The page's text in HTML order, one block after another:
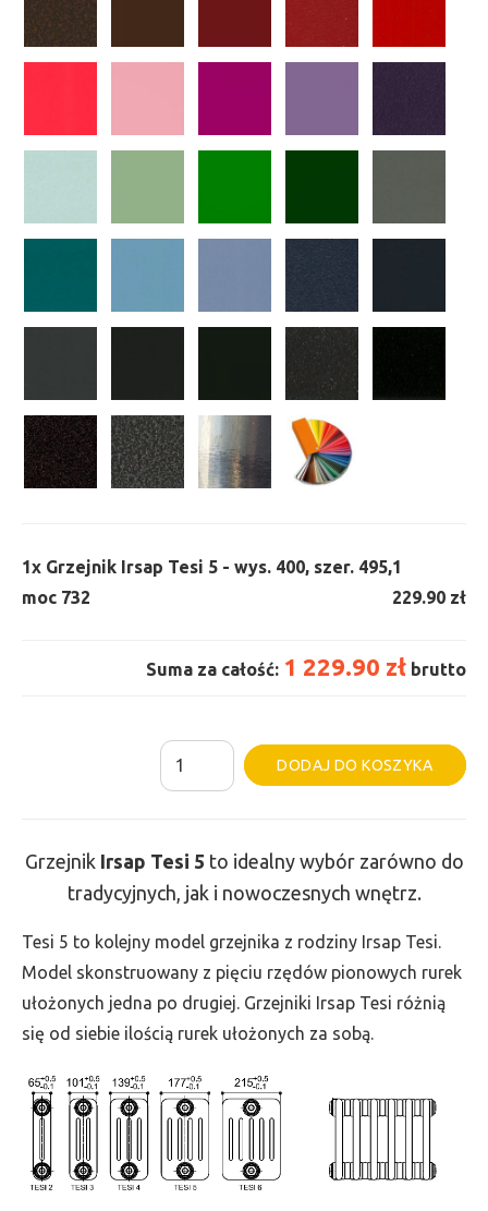
1x Grzejnik Irsap Tesi 5 - wys. 400, szer. 495,
moc 732
1
229.90 zł
Suma za całość: 1 229.90 zł brutto
ilość
Grzejnik
-
wys.
400,
szer.
495,
732
DODAJ DO KOSZYKA
Grzejnik Irsap Tesi 5 to idealny wybór zarówno do
tradycyjnych, jak i nowoczesnych wnętrz.
Tesi 5 to kolejny model grzejnika z rodziny Irsap Tesi.
Model skonstruowany z pięciu rzędów pionowych rurek
ułożonych jedna po drugiej. Grzejniki Irsap Tesi różnią
się od siebie ilością rurek ułożonych za sobą.